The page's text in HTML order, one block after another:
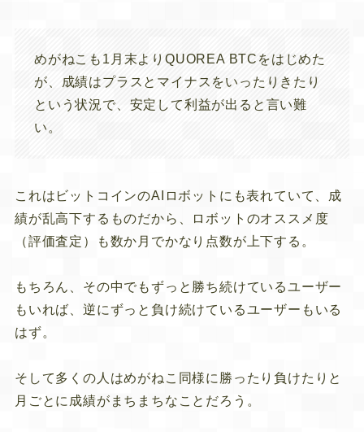
めがねこも1月末よりQUOREA BTCをはじめた
が、成績はプラスとマイナスをいったりきたり
という状況で、安定して利益が出ると言い難
い。
これはビットコインのAIロボットにも表れていて、成
績が乱高下するものだから、ロボットのオススメ度
（評価査定）も数か月でかなり点数が上下する。
もちろん、その中でもずっと勝ち続けているユーザー
もいれば、逆にずっと負け続けているユーザーもいる
はず。
そして多くの人はめがねこ同様に勝ったり負けたりと
月ごとに成績がまちまちなことだろう。